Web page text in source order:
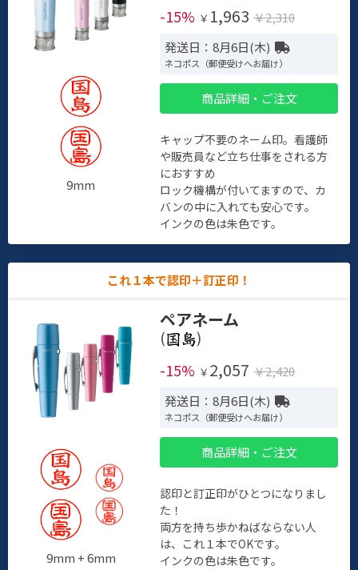
9mm
-15% ￥ 1,963 ￥2,310
発送日：8月6日(木)
ネコポス（郵便受けへお届け）
商品詳細・ご注文
キャップ不要のネーム印。看護師
や販売員など立ち仕事をされる方
におすすめ
ロック機構が付いてますので、カ
バンの中に入れても安心です。
インクの色は朱色です。
これ１本で認印＋訂正印！
9mm + 6mm
ペアネーム
(
)
-15% ￥ 2,057 ￥2,420
発送日：8月6日(木)
ネコポス（郵便受けへお届け）
商品詳細・ご注文
認印と訂正印がひとつになりまし
た！
両方を持ち歩かねばならない人
は、これ１本でOKです。
インクの色は朱色です。